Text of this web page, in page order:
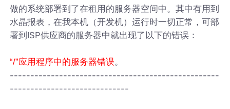
做的系统部署到了在租用的服务器空间中。其中有用到
水晶报表，在我本机（开发机）运行时一切正常，可部
署到ISP供应商的服务器中就出现了以下的错误：
“/”应用程序中的服务器错误。
---------------------------------------------------
-----------------------------